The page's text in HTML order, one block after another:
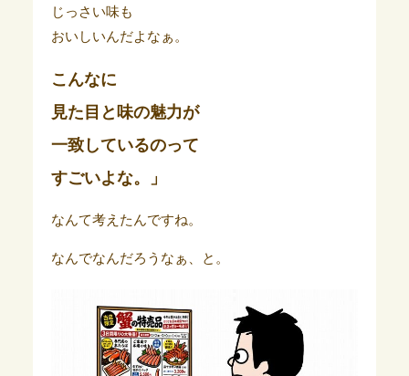
じっさい味も
おいしいんだよなぁ。
こんなに
見た目と味の魅力が
一致しているのって
すごいよな。」
なんて考えたんですね。
なんでなんだろうなぁ、と。